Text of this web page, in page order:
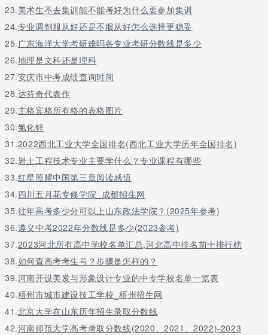
文科生怎么选专业
从整体上来看，文科生可选择的专业主要集中在哲学、经济学、法
学、教育学、文学、历史学、管理学、艺术学等8个学科门类。哲学
类包括哲学、逻辑学、宗教学、伦理学等；文学类的汉语言文学、
小语种、新闻、广播电视、广告、传播学等专业都属于大家耳熟能
详的专业。
文理兼收的专业一般实用性都还可以，比如法学类、经济管理类
等，法学这个专业文理兼招，文科生学这个还是比较不错的，毕业
后可以去律师事务所也可以通过公考进检察院、法学，前景可期。
经济管理类专业应该是文科生的首选，尤其是其中的会计学、审计
学、财务管理这些财务类专业，就业比较容易，待遇也很高。
23.美术生不去集训能不能考好为什么要参加集训
24.专业调剂服从好还是不服从好怎么选择更稳妥
25.广东海洋大学考研难吗各专业考研分数线是多少
26.地理是文科还是理科
27.安庆市中考成绩查询时间
28.达芬奇代表作
29.主格宾格所有格的表格图片
30.氯化锌
31.2022西北工业大学全国排名(西北工业大学历年全国排名)
32.岩土工程技术专业主要学什么？专业课程有哪些
33.红星照耀中国第三章阅读感悟
34.四川五月花专修学院_成都招生网
35.往年高考多少分可以上山东政法学院？(2025年参考)
36.遵义中考2022年分数线是多少(2023参考)
37.2023河北所有高中学校名单汇总,河北高中排名前十排行榜
38.如何查高考考生号？步骤是怎样的？
39.河南开设美发与形象设计专业的中专学校名单一览表
40.梧州市城市建设技工学校_梧州招生网
41.北京大学在山东历年招生录取分数线
42.河南师范大学高考录取分数线(2020、2021、2022)-2023